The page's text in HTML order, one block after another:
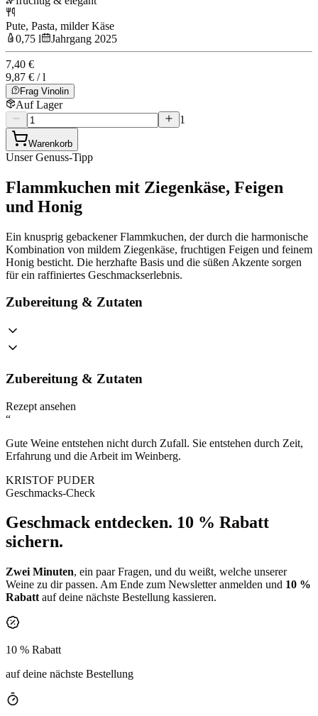
Pute, Pasta, milder Käse
0,75 l
Jahrgang 2025
7,40 €
9,87 € / l
Frag Vinolin
Auf Lager
1
Warenkorb
Unser Genuss-Tipp
Flammkuchen mit Ziegenkäse, Feigen
und Honig
Ein knusprig gebackener Flammkuchen, der durch die harmonische
Kombination von mildem Ziegenkäse, fruchtigen Feigen und feinem
Honig besticht. Die herzhafte Basis und die süßen Akzente sorgen
für ein raffiniertes Geschmackserlebnis.
Zubereitung & Zutaten
Zubereitung & Zutaten
Rezept ansehen
“
Gute Weine entstehen nicht durch Zufall. Sie entstehen durch Zeit,
Erfahrung und die Arbeit im Weinberg.
KRISTOF PUDER
Geschmacks-Check
Geschmack entdecken. 10 % Rabatt
sichern.
Zwei Minuten, ein paar Fragen, und du weißt, welche unserer
Weine zu dir passen. Am Ende zum Newsletter anmelden und 10 %
Rabatt auf deine nächste Bestellung kassieren.
10 % Rabatt
auf deine nächste Bestellung